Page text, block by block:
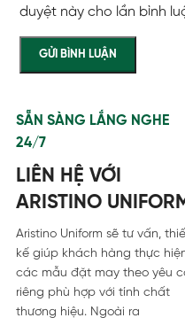
duyệt này cho lần bình
SẴN SÀNG LẮNG NGHE
24/7
LIÊN HỆ VỚI
ARISTINO
Aristino Uniform sẽ tư vấn,
kế giúp khách hàng thực
các mẫu đặt may theo yêu
riêng phù hợp với tính chất
thương hiệu. Ngoài ra